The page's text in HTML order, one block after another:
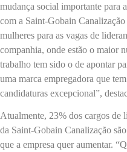
mudança social importante para
com a Saint-Gobain
mulheres para as vagas de
companhia, onde estão o maior
trabalho tem sido o de apontar
uma marca empregadora que
candidaturas excepcional”,
Atualmente, 23% dos cargos de
da Saint-Gobain Canalização
que a empresa quer aumentar.